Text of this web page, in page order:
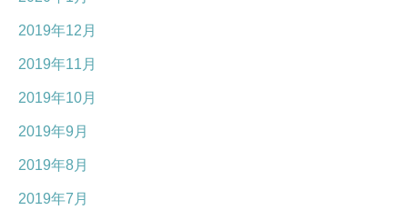
2019年12月
2019年11月
2019年10月
2019年9月
2019年8月
2019年7月